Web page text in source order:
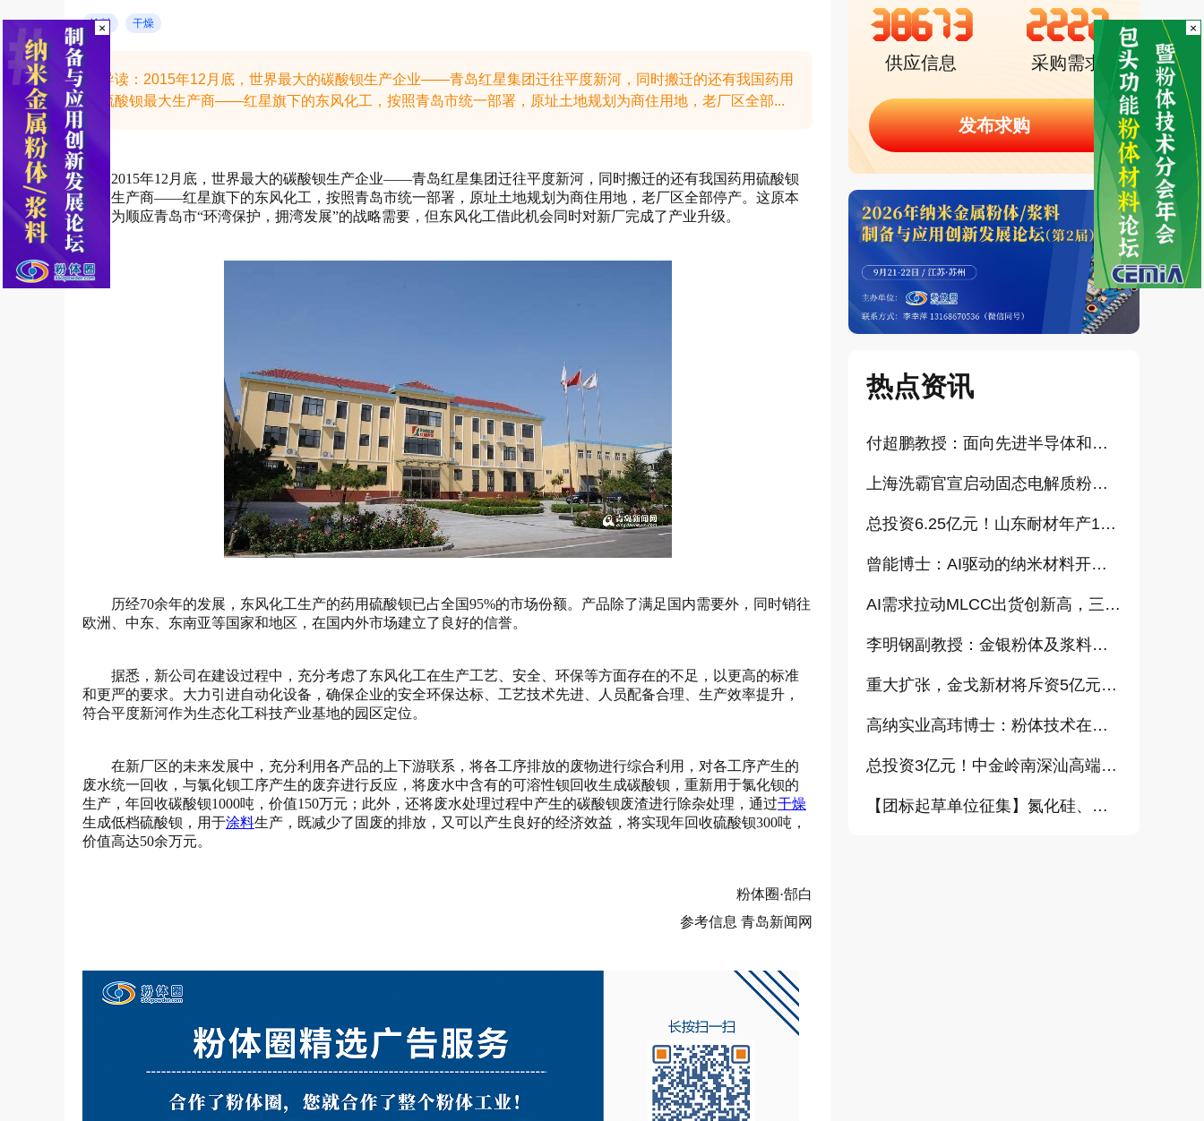
涂料 干燥
导读：2015年12月底，世界最大的碳酸钡生产企业——青岛红星集团迁往平度新河，同时搬迁的还有我国药用
硫酸钡最大生产商——红星旗下的东风化工，按照青岛市统一部署，原址土地规划为商住用地，老厂区全部...
2015年12月底，世界最大的碳酸钡生产企业——青岛红星集团迁往平度新河，同时搬迁的还有我国药用硫酸钡
最大生产商——红星旗下的东风化工，按照青岛市统一部署，原址土地规划为商住用地，老厂区全部停产。这原本
只是为顺应青岛市“环湾保护，拥湾发展”的战略需要，但东风化工借此机会同时对新厂完成了产业升级。
历经70余年的发展，东风化工生产的药用硫酸钡已占全国95%的市场份额。产品除了满足国内需要外，同时销往
欧洲、中东、东南亚等国家和地区，在国内外市场建立了良好的信誉。
据悉，新公司在建设过程中，充分考虑了东风化工在生产工艺、安全、环保等方面存在的不足，以更高的标准
和更严的要求。大力引进自动化设备，确保企业的安全环保达标、工艺技术先进、人员配备合理、生产效率提升，
符合平度新河作为生态化工科技产业基地的园区定位。
在新厂区的未来发展中，充分利用各产品的上下游联系，将各工序排放的废物进行综合利用，对各工序产生的
废水统一回收，与氯化钡工序产生的废弃进行反应，将废水中含有的可溶性钡回收生成碳酸钡，重新用于氯化钡的
生产，年回收碳酸钡1000吨，价值150万元；此外，还将废水处理过程中产生的碳酸钡废渣进行除杂处理，通过干燥
生成低档硫酸钡，用于涂料生产，既减少了固废的排放，又可以产生良好的经济效益，将实现年回收硫酸钡300吨，
价值高达50余万元。
粉体圈·郜白
参考信息 青岛新闻网
38673
供应信息
2222
采购需求
发布求购
热点资讯
付超鹏教授：面向先进半导体和大健康产业的高纯超细氧化铝研发（报告）
上海洗霸官宣启动固态电解质粉体产业化项目
总投资6.25亿元！山东耐材年产15万吨高科技新材料项目正式开工
曾能博士：AI驱动的纳米材料开发新范式技术研究及基地建设（报告）
AI需求拉动MLCC出货创新高，三星、太阳诱电相继涨价
李明钢副教授：金银粉体及浆料增值化路径探讨（报告）
重大扩张，金戈新材将斥资5亿元打造“功能性粉体新材料智能制造基地”
高纳实业高玮博士：粉体技术在电池材料工业中的进展与需求（报告）
总投资3亿元！中金岭南深汕高端金属复合材料扩产项目正式开工
【团标起草单位征集】氮化硅、金刚石、碳化铪、氧化铝等
× ×